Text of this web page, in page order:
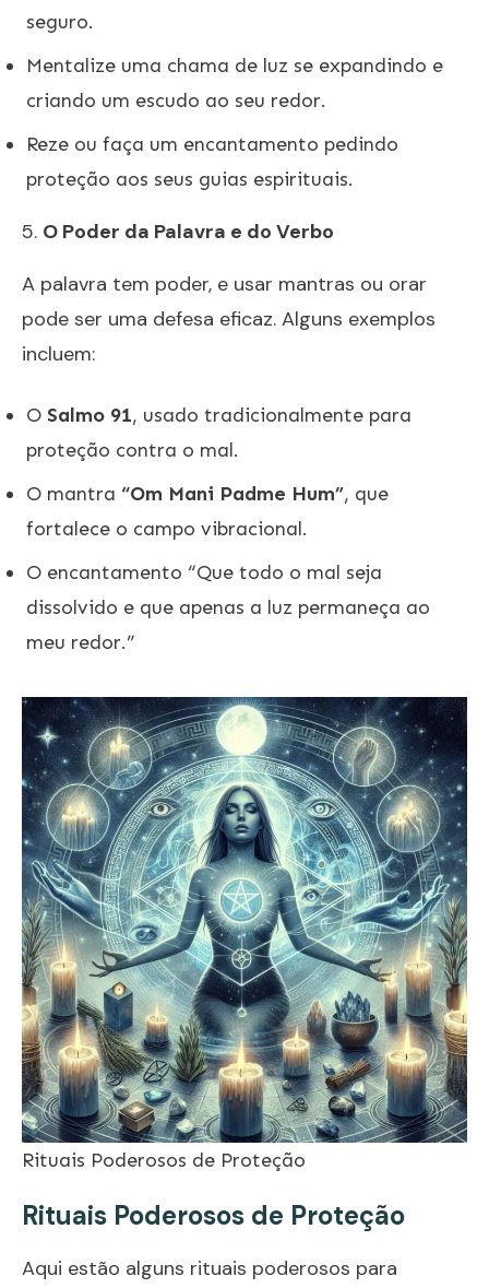
seguro.
Mentalize uma chama de luz se expandindo e
criando um escudo ao seu redor.
Reze ou faça um encantamento pedindo
proteção aos seus guias espirituais.
5. O Poder da Palavra e do Verbo
A palavra tem poder, e usar mantras ou orar
pode ser uma defesa eficaz. Alguns exemplos
incluem:
O Salmo 91, usado tradicionalmente para
proteção contra o mal.
O mantra “Om Mani Padme Hum”, que
fortalece o campo vibracional.
O encantamento “Que todo o mal seja
dissolvido e que apenas a luz permaneça ao
meu redor.”
Rituais Poderosos de Proteção
Rituais Poderosos de Proteção
Aqui estão alguns rituais poderosos para